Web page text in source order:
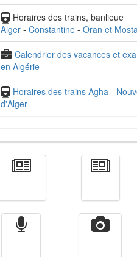
Horaires des trains, banlieue
Alger - Constantine - Oran et
Calendrier des vacances et
en Algérie
Horaires des trains Agha -
d'Alger -